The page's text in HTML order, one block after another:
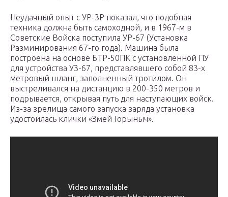
Неудачный опыт с УР-3Р показал, что подобная
техника должна быть самоходной, и в 1967-м в
Советские Войска поступила УР-67 (Установка
Разминирования 67-го года). Машина была
построена на основе БТР-50ПК с установленной ПУ
для устройства УЗ-67, представлявшего собой 83-х
метровый шланг, заполненный тротилом. Он
выстреливался на дистанцию в 200-350 метров и
подрывается, открывая путь для наступающих войск.
Из-за зрелища самого запуска заряда установка
удостоилась клички «Змей Горыныч».